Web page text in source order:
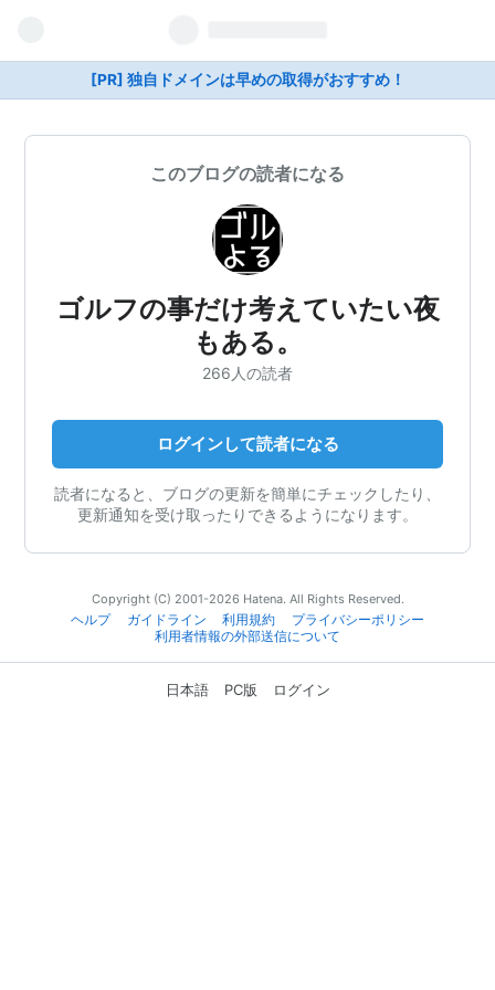
[PR] 独自ドメインは早めの取得がおすすめ！
このブログの読者になる
ゴルフの事だけ考えていたい夜
もある。
266人の読者
ログインして読者になる
読者になると、ブログの更新を簡単にチェックしたり、
更新通知を受け取ったりできるようになります。
Copyright (C) 2001-2026 Hatena. All Rights Reserved.
ヘルプ
ガイドライン 利用規約
プライバシーポリシー
利用者情報の外部送信について
日本語 PC版 ログイン